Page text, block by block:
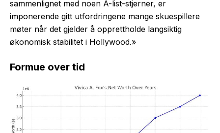
sammenlignet med noen A-list-stjerner, er
imponerende gitt utfordringene mange skuespillere
møter når det gjelder å opprettholde langsiktig
økonomisk stabilitet i Hollywood.»
Formue over tid